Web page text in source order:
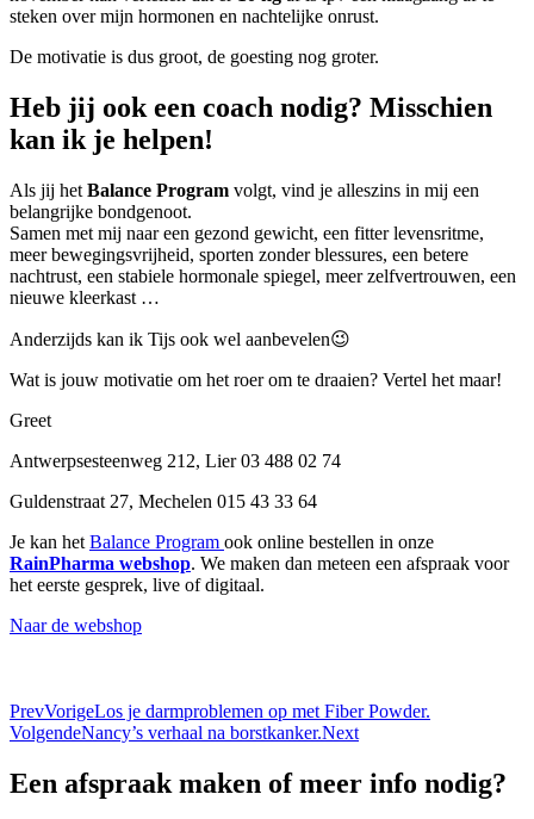
steken over mijn hormonen en nachtelijke onrust.
De motivatie is dus groot, de goesting nog groter.
Heb jij ook een coach nodig? Misschien
kan ik je helpen!
Als jij het Balance Program volgt, vind je alleszins in mij een
belangrijke bondgenoot.
Samen met mij naar een gezond gewicht, een fitter levensritme,
meer bewegingsvrijheid, sporten zonder blessures, een betere
nachtrust, een stabiele hormonale spiegel, meer zelfvertrouwen, een
nieuwe kleerkast …
Anderzijds kan ik Tijs ook wel aanbevelen😉
Wat is jouw motivatie om het roer om te draaien? Vertel het maar!
Greet
Antwerpsesteenweg 212, Lier 03 488 02 74
Guldenstraat 27, Mechelen 015 43 33 64
Je kan het Balance Program ook online bestellen in onze
RainPharma webshop. We maken dan meteen een afspraak voor
het eerste gesprek, live of digitaal.
Naar de webshop
PrevVorigeLos je darmproblemen op met Fiber Powder.
VolgendeNancy’s verhaal na borstkanker.Next
Een afspraak maken of meer info nodig?